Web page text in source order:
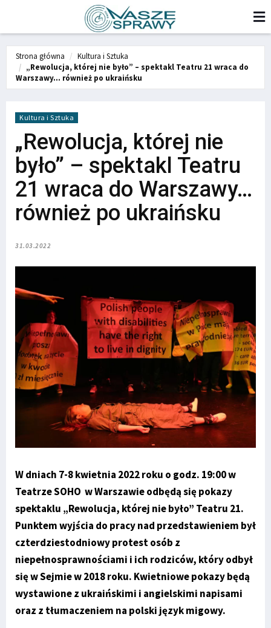
Strona główna
Kultura i Sztuka
„Rewolucja, której nie było” – spektakl Teatru 21 wraca do
Warszawy… również po ukraińsku
Kultura i Sztuka
„Rewolucja, której nie
było” – spektakl Teatru
21 wraca do Warszawy…
również po ukraińsku
31.03.2022
W dniach 7-8 kwietnia 2022 roku o godz. 19:00 w
Teatrze SOHO w Warszawie odbędą się pokazy
spektaklu „Rewolucja, której nie było” Teatru 21.
Punktem wyjścia do pracy nad przedstawieniem był
czterdziestodniowy protest osób z
niepełnosprawnościami i ich rodziców, który odbył
się w Sejmie w 2018 roku. Kwietniowe pokazy będą
wystawione z ukraińskimi i angielskimi napisami
oraz z tłumaczeniem na polski język migowy.